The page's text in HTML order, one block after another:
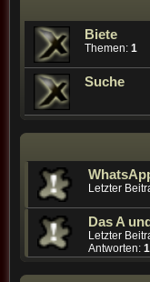
Biete
Themen: 1
Suche
Letzter
Das A
Letzter
Antworten: 1